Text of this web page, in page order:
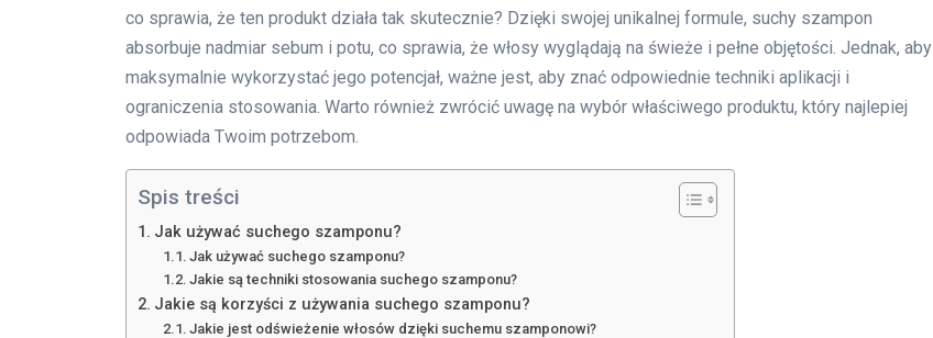
co sprawia, że ten produkt działa tak skutecznie? Dzięki swojej unikalnej formule, suchy szampon
absorbuje nadmiar sebum i potu, co sprawia, że włosy wyglądają na świeże i pełne objętości. Jednak, aby
maksymalnie wykorzystać jego potencjał, ważne jest, aby znać odpowiednie techniki aplikacji i
ograniczenia stosowania. Warto również zwrócić uwagę na wybór właściwego produktu, który najlepiej
odpowiada Twoim potrzebom.
Spis treści
Jak używać suchego szamponu?
Jak używać suchego szamponu?
Jakie są techniki stosowania suchego szamponu?
Jakie są korzyści z używania suchego szamponu?
Jakie jest odświeżenie włosów dzięki suchemu szamponowi?